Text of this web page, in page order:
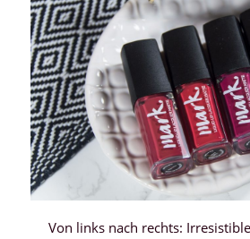
Von links nach rechts: